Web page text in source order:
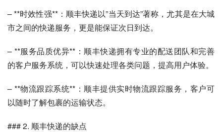
– **时效性强**：顺丰快递以”当天到达”著称，尤其是在大城
市之间的快递服务，更是能保证次日到达。
– **服务品质优异**：顺丰快递拥有专业的配送团队和完善
的客户服务系统，可以快速处理各类问题，提高用户体验。
– **物流跟踪系统**：顺丰提供实时物流跟踪服务，客户可
以随时了解包裹的运输状态。
### 2. 顺丰快递的缺点